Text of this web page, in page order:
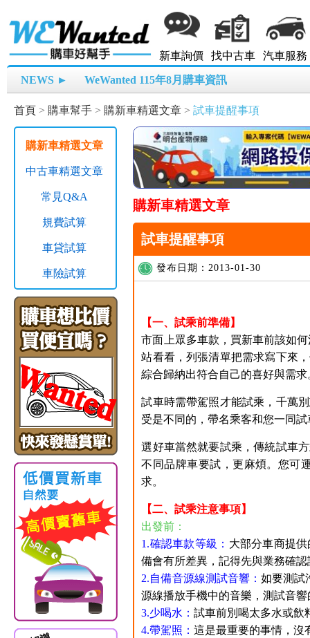
新車詢價 找中古車 汽車服務
NEWS ► WeWanted 115年8月購車資訊
首頁 > 購車幫手 > 購新車精選文章 > 試車提醒事項
購新車精選文章
中古車精選文章
常見Q&A
規費試算
車貸試算
車險試算
購新車精選文章
試車提醒事項
發布日期：2013-01-30
【一、試乘前準備】
市面上眾多車款，買新車前該如
站看看，列張清單把需求寫下來
綜合歸納出符合自己的喜好與需求
試車時需帶駕照才能試乘，千萬
受是不同的，帶名乘客和您一同
選好車當然就要試乘，傳統試車
不同品牌車要試，更麻煩。您可運
求。
【二、試乘注意事項】
出發前：
1.確認車款等級： 大部分車商提
備會有所差異，記得先與業務確
2.自備音源線測試音響： 如要測試
源線播放手機中的音樂，測試音
3.少喝水：試車前別喝太多水或飲
4.帶駕照：這是最重要的事情，沒